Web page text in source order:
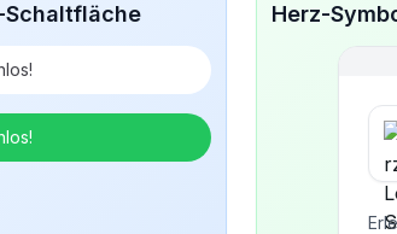
Schaltfläche Herz-